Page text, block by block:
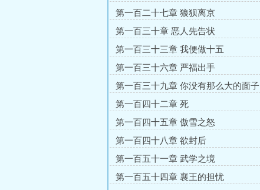
第一百二十七章 狼狈离京
第一百三十章 恶人先告状
第一百三十三章 我便做十五
第一百三十六章 严福出手
第一百三十九章 你没有那么大的面子
第一百四十二章 死
第一百四十五章 傲雪之怒
第一百四十八章 欲封后
第一百五十一章 武学之境
第一百五十四章 襄王的担忧